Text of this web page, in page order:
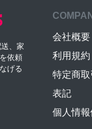
、家
依頼
げる
会社概要
利用規約
特定商取
表記
個人情